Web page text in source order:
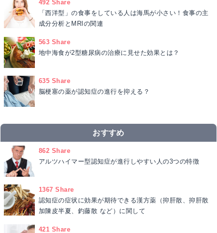
492 Share
「西洋型」の食事をしている人は海馬が小さい！食事の主
成分分析とMRIの関連
563 Share
地中海食が2型糖尿病の治療に見せた効果とは？
635 Share
脳梗塞の薬が認知症の進行を抑える？
おすすめ
862 Share
アルツハイマー型認知症が進行しやすい人の3つの特徴
1367 Share
認知症の症状に効果が期待できる漢方薬（抑肝散、抑肝散
加陳皮半夏、釣藤散 など）に関して
421 Share